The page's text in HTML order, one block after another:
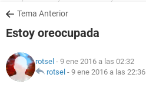
SALUD
FAMILIA
NUTRICIÓN
Tema Anterior
Estoy oreocupada
rotsel - 9 ene 2016 a las 02:32
rotsel - 9 ene 2016 a las 22:36